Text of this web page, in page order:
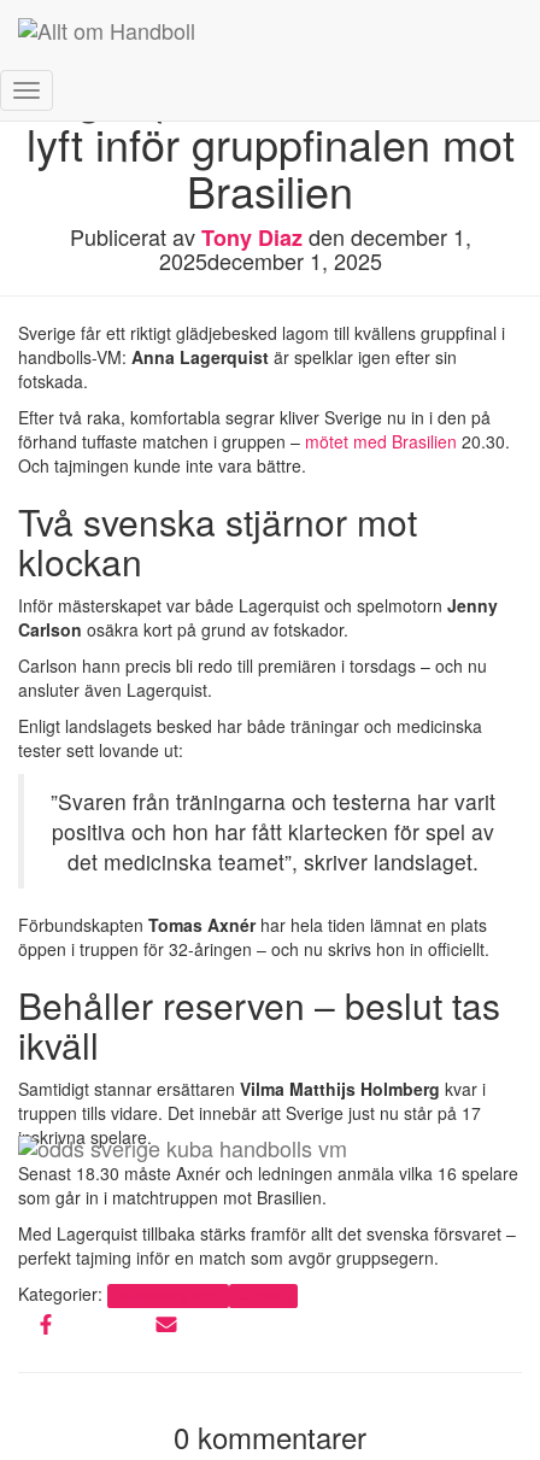
Slå
på/av
navigering
Lagerquist tillbaka – stort
lyft inför gruppfinalen mot
Brasilien
Publicerat avTony Diazden december 1,
2025december 1, 2025
Sverige får ett riktigt glädjebesked lagom till kvällens gruppfinal i
handbolls-VM: Anna Lagerquist är spelklar igen efter sin
fotskada.
Efter två raka, komfortabla segrar kliver Sverige nu in i den på
förhand tuffaste matchen i gruppen – mötet med Brasilien 20.30.
Och tajmingen kunde inte vara bättre.
Två svenska stjärnor mot
klockan
Inför mästerskapet var både Lagerquist och spelmotorn Jenny
Carlson osäkra kort på grund av fotskador.
Carlson hann precis bli redo till premiären i torsdags – och nu
ansluter även Lagerquist.
Enligt landslagets besked har både träningar och medicinska
tester sett lovande ut:
”Svaren från träningarna och testerna har varit
positiva och hon har fått klartecken för spel av
det medicinska teamet”, skriver landslaget.
Förbundskapten Tomas Axnérhar hela tiden lämnat en plats
öppen i truppen för 32-åringen – och nu skrivs hon in officiellt.
Behåller reserven – beslut tas
ikväll
Samtidigt stannar ersättaren Vilma Matthijs Holmberg kvar i
truppen tills vidare. Det innebär att Sverige just nu står på 17
inskrivna spelare.
Senast 18.30 måste Axnér och ledningen anmäla vilka 16 spelare
som går in i matchtruppen mot Brasilien.
Med Lagerquist tillbaka stärks framför allt det svenska försvaret –
perfekt tajming inför en match som avgör gruppsegern.
Kategorier:
0 kommentarer